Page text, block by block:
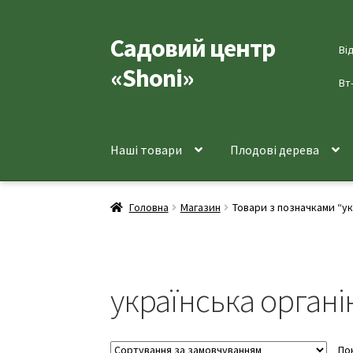
Перейти
до
навігації
Перейти
до
вмісту
Садовий центр
«Shoni»
Наші товари Плодові дерева
Головна Магазин Товари з позначками
українська